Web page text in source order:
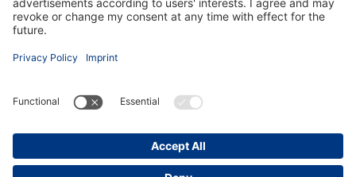
Suscribirse al boletín informativo